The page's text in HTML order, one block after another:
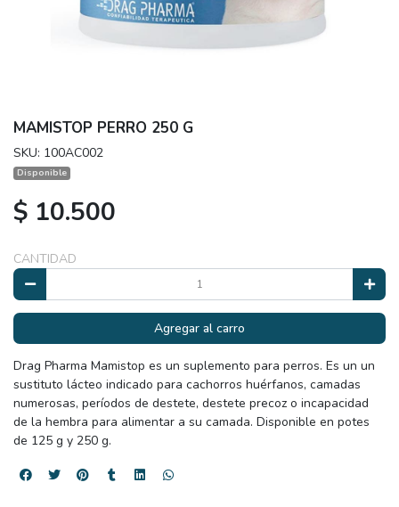
MAMISTOP PERRO 250 G
SKU: 100AC002
Disponible
$ 10.500
CANTIDAD
Agregar al carro
Drag Pharma Mamistop es un suplemento para perros. Es un un
sustituto lácteo indicado para cachorros huérfanos, camadas
numerosas, períodos de destete, destete precoz o incapacidad
de la hembra para alimentar a su camada. Disponible en potes
de 125 g y 250 g.